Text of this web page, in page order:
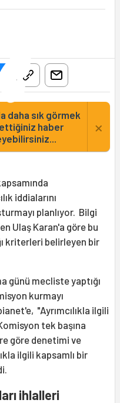
daha sık görmek
haber
×
iddialarını
planlıyor. Bilgi
Ulaş Karan'a göre bu
kriterleri belirleyen bir
günü mecliste yaptığı
kurmayı
"Ayrımcılıkla ilgili
tek başına
göre denetimi ve
ilgili kapsamlı bir
ihlalleri